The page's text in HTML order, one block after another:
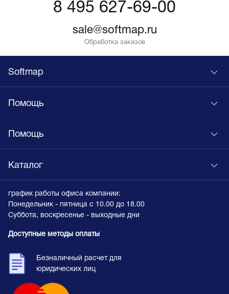
8 495 627-69-00
sale@softmap.ru
Обработка заказов
Softmap
Помощь
Помощь
Каталог
график работы офиса компании:
Понедельник - пятница с 10.00 до 18.00
Суббота, воскресенье - выходные дни
Доступные методы оплаты
Безналичный расчет для
юридических лиц